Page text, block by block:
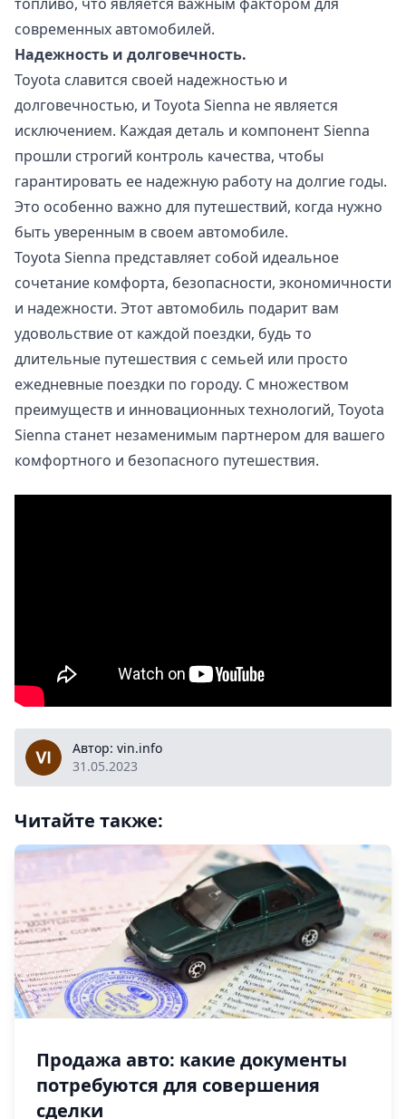
топливо, что является важным фактором для
современных автомобилей.
Надежность и долговечность.
Toyota славится своей надежностью и
долговечностью, и Toyota Sienna не является
исключением. Каждая деталь и компонент Sienna
прошли строгий контроль качества, чтобы
гарантировать ее надежную работу на долгие годы.
Это особенно важно для путешествий, когда нужно
быть уверенным в своем автомобиле.
Toyota Sienna представляет собой идеальное
сочетание комфорта, безопасности, экономичности
и надежности. Этот автомобиль подарит вам
удовольствие от каждой поездки, будь то
длительные путешествия с семьей или просто
ежедневные поездки по городу. С множеством
преимуществ и инновационных технологий, Toyota
Sienna станет незаменимым партнером для вашего
комфортного и безопасного путешествия.
vin.infoАвтор: vin.info
31.05.2023
Читайте также:
Продажа авто: какие документы
потребуются для совершения
сделки